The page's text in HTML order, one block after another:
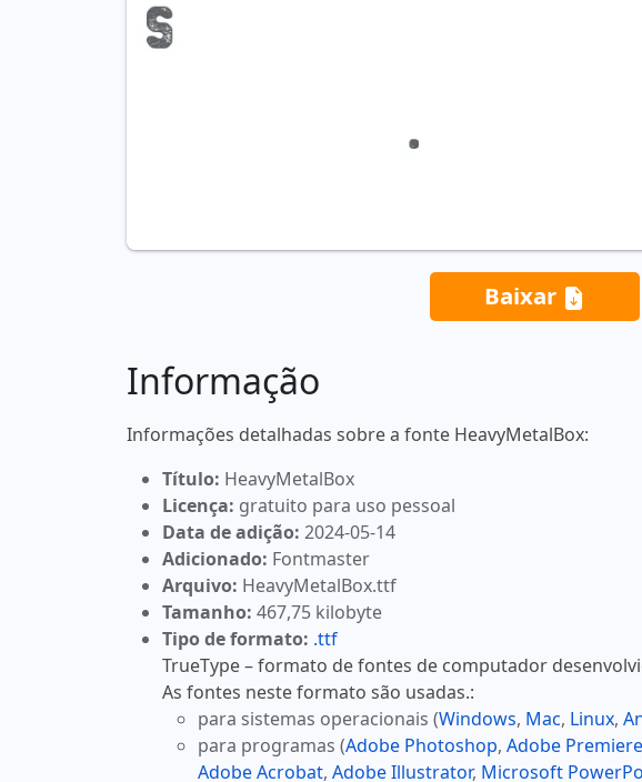
Baixar
Informação
Informações detalhadas sobre a fonte HeavyMetalBox:
Título: HeavyMetalBox
Licença: gratuito para uso pessoal
Data de adição: 2024-05-14
Adicionado: Fontmaster
Arquivo: HeavyMetalBox.ttf
Tamanho: 467,75 kilobyte
Tipo de formato: .ttf
TrueType – formato de fontes de computador
As fontes neste formato são usadas.:
para sistemas operacionais (Windows, Mac, Linux,
para programas (Adobe Photoshop, Adobe
Adobe Acrobat, Adobe Illustrator, Microsoft